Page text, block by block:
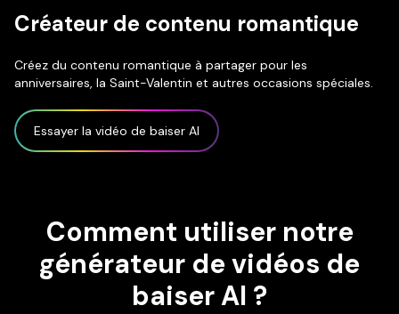
Créateur de contenu romantique
Créez du contenu romantique à partager pour les
anniversaires, la Saint-Valentin et autres occasions spéciales.
Essayer la vidéo de baiser AI
Comment utiliser notre
générateur de vidéos de
baiser AI ?